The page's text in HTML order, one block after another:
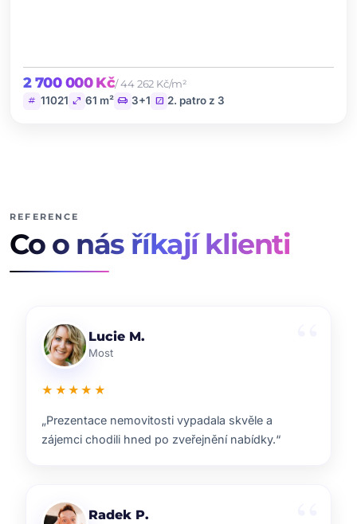
2 700 000 Kč/ 44 262 Kč/m²
tag 11021 open_in_full 61 m² chair 3+1 stairs 2. patro z 3
REFERENCE
Co o nás říkají klienti
Klára D.
Pardubice
★★★★★
„Rychlá reakce, dobrý marketing a férové jednání.
Přesně takhle si představuji realitní služby.“
Pavel B.